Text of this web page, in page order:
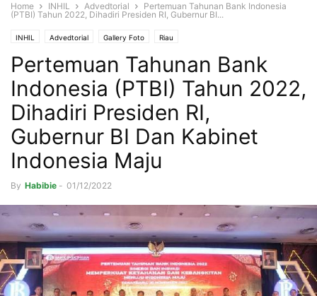
Home INHIL Advedtorial
Pertemuan Tahunan Bank Indonesia
(PTBI) Tahun 2022, Dihadiri Presiden RI, Gubernur BI...
INHIL Advedtorial Gallery Foto Riau
Pertemuan Tahunan Bank
Indonesia (PTBI) Tahun 2022,
Dihadiri Presiden RI,
Gubernur BI Dan Kabinet
Indonesia Maju
By Habibie - 01/12/2022